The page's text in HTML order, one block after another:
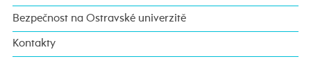
Bezpečnost na Ostravské univerzitě
Kontakty